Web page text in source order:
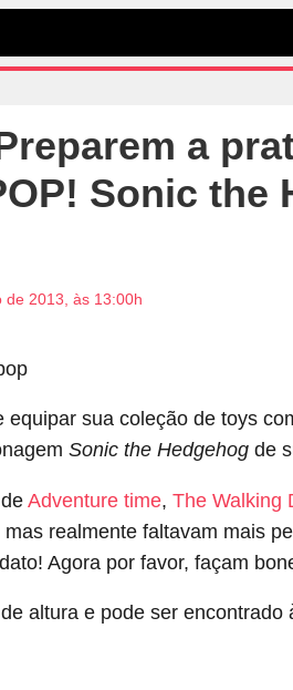
a
Sonic the
de 2013, às 13:00h
equipar sua coleção de toys
Sonic the Hedgehog de
Adventure time, The Walking
mas realmente faltavam mais
Agora por favor, façam
altura e pode ser encontrado